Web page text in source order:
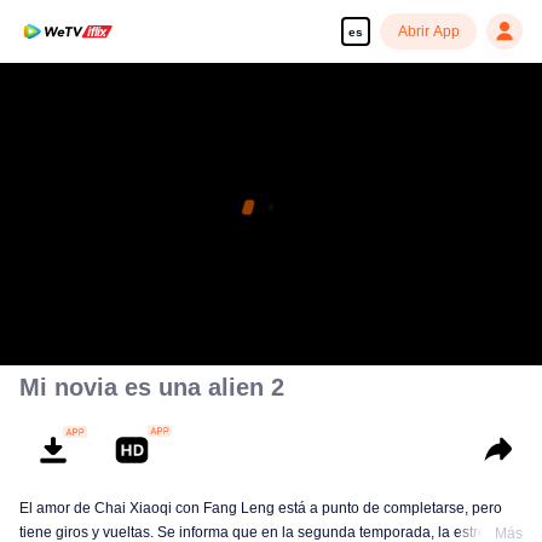
es Abrir App
Mi novia es una alien 2
El amor de Chai Xiaoqi con Fang Leng está a punto de completarse, pero
tiene giros y vueltas. Se informa que en la segunda temporada, la estrellaMás